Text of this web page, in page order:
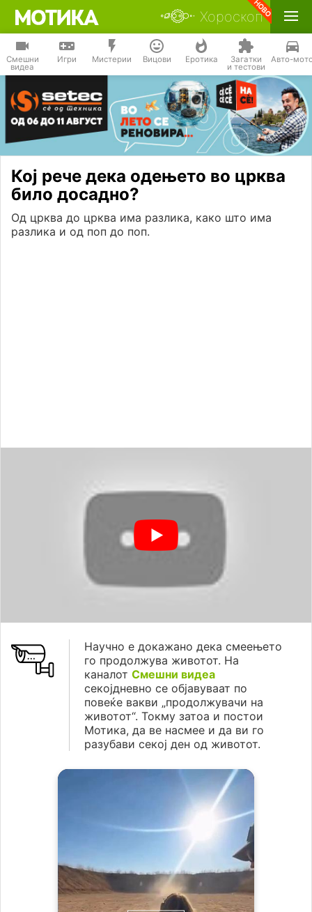
Хороскоп
Смешни
видеа
Игри Мистерии Вицови Еротика Загатки
и тестови
Авто-
Кој рече дека одењето во црква
било досадно?
Од црква до црква има разлика, како што има
разлика и од поп до поп.
Научно е докажано дека смеењето
го продолжува животот. На
каналот Смешни видеа
секојдневно се објавуваат по
повеќе вакви „продолжувачи на
животот“. Токму затоа и постои
Мотика, да ве насмее и да ви го
разубави секој ден од животот.